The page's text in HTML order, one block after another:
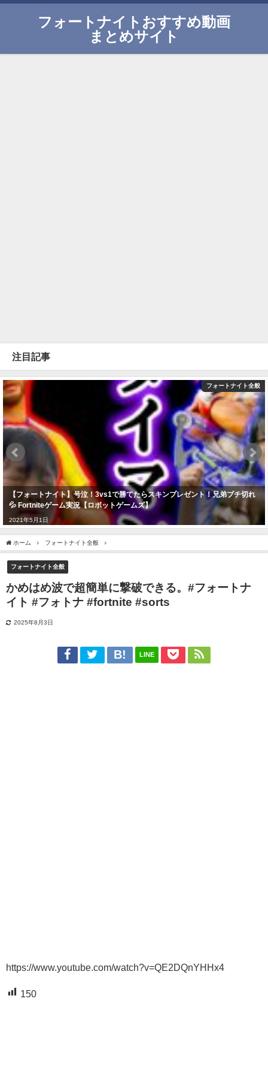
フォートナイトおすすめ動画
まとめサイト
注目記事
フォートナイト全般
【フォートナイト】号泣！3vs1で勝てたらスキンプレゼント！兄弟ブチ切れ
💦 Fortniteゲーム実況【ロボットゲームズ】
2021年5月1日
ホーム フォートナイト全般
フォートナイト全般
かめはめ波で超簡単に撃破できる。#フォートナ
イト #フォトナ #fortnite #sorts
2025年8月3日
LINE
https://www.youtube.com/watch?v=QE2DQnYHHx4
150